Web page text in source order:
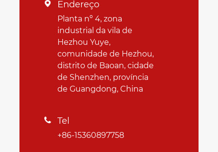
 Endereço
Planta nº 4, zona
industrial da vila de
Hezhou Yuye,
comunidade de Hezhou,
distrito de Baoan, cidade
de Shenzhen, província
de Guangdong, China
 Tel
+86-15360897758